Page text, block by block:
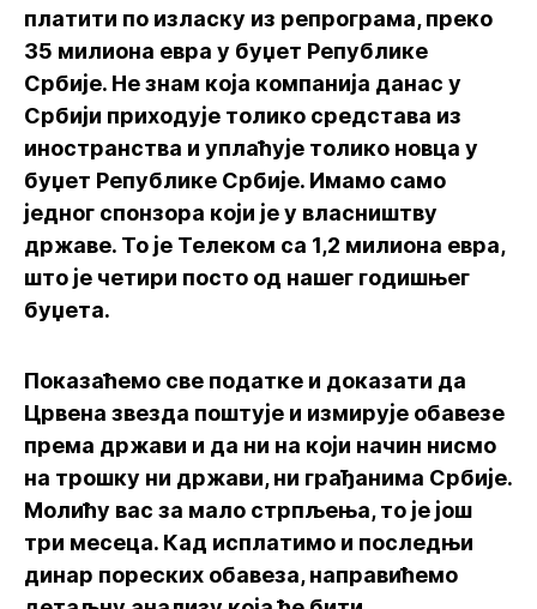
платити по изласку из репрограма, преко
35 милиона евра у буџет Републике
Србије. Не знам која компанија данас у
Србији приходује толико средстава из
иностранства и уплаћује толико новца у
буџет Републике Србије. Имамо само
једног спонзора који је у власништву
државе. То је Телеком са 1,2 милиона евра,
што је четири посто од нашег годишњег
буџета.
Показаћемо све податке и доказати да
Црвена звезда поштује и измирује обавезе
према држави и да ни на који начин нисмо
на трошку ни држави, ни грађанима Србије.
Молићу вас за мало стрпљења, то је још
три месеца. Кад исплатимо и последњи
динар пореских обавеза, направићемо